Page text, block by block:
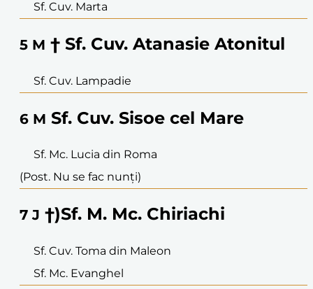
Sf. Cuv. Marta
5 M † Sf. Cuv. Atanasie Atonitul
Sf. Cuv. Lampadie
6 M Sf. Cuv. Sisoe cel Mare
Sf. Mc. Lucia din Roma
(Post. Nu se fac nunți)
7 J †)Sf. M. Mc. Chiriachi
Sf. Cuv. Toma din Maleon
Sf. Mc. Evanghel